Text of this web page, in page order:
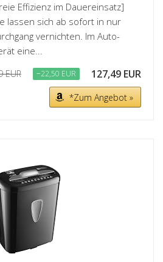
Effizienz im Dauereinsatz]
lassen sich ab sofort in nur
vernichten. Im Auto-
eine...
EUR −22,50 EUR 127,49 EUR
*Zum Angebot »